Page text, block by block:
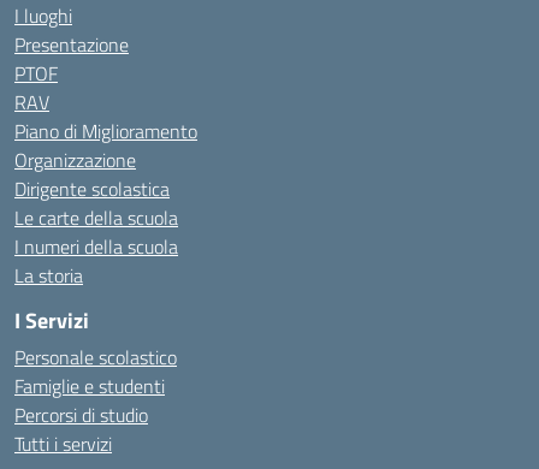
I luoghi
Presentazione
PTOF
RAV
Piano di Miglioramento
Organizzazione
Dirigente scolastica
Le carte della scuola
I numeri della scuola
La storia
I Servizi
Personale scolastico
Famiglie e studenti
Percorsi di studio
Tutti i servizi